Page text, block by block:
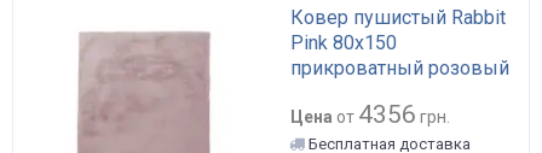
Ковер пушистый Rabbit
Pink 80х150
прикроватный розовый
Цена от 4356 грн.
Бесплатная доставка